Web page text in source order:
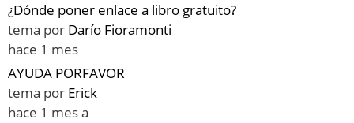
¿Dónde poner enlace a libro gratuito?
tema por Darío Fioramonti
hace 1 mes
AYUDA PORFAVOR
tema por Erick
hace 1 mes a